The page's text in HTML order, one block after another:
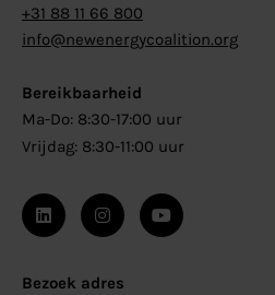
+31 88 11 66 800
info@newenergycoalition.org
Bereikbaarheid
Ma-Do: 8:30-17:00 uur
Vrijdag: 8:30-11:00 uur
Bezoek adres